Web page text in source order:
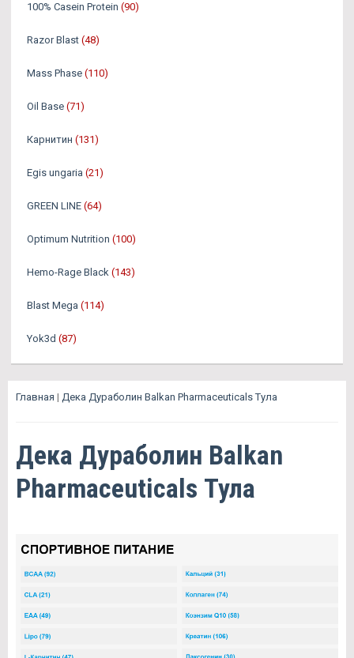
100% Casein Protein (90)
Razor Blast (48)
Mass Phase (110)
Oil Base (71)
Карнитин (131)
Egis ungaria (21)
GREEN LINE (64)
Optimum Nutrition (100)
Hemo-Rage Black (143)
Blast Mega (114)
Yok3d (87)
Главная | Дека Дураболин Balkan Pharmaceuticals Тула
Дека Дураболин Balkan
Pharmaceuticals Тула